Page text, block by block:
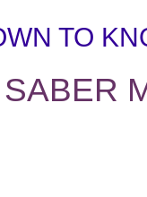
TO